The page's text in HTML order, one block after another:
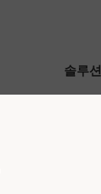
솔루션